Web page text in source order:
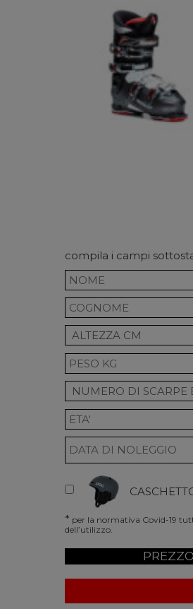
compila i campi
* per la normativa Covid-19
dell’utilizzo.
PREZZO